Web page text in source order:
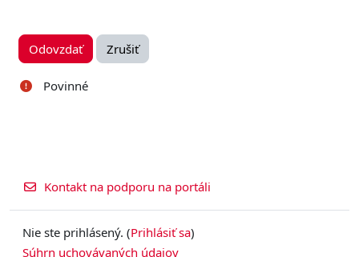
Povinné
Kontakt na podporu na portáli
Nie ste prihlásený. (Prihlásiť sa)
Súhrn uchovávaných údajov